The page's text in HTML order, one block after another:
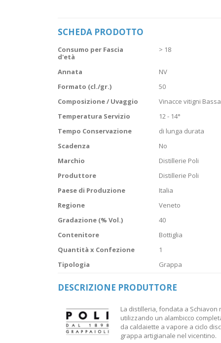
galleria
immagini
SCHEDA PRODOTTO
Scheda
prodotto
Consumo per Fascia
d'età
> 18
Annata
NV
Formato (cl./gr.)
50
Composizione / Uvaggio
Vinacce vitigni
Temperatura Servizio
12 - 14°
Tempo Conservazione
di lunga durata
Scadenza
No
Marchio
Distillerie Poli
Produttore
Distillerie Poli
Paese di Produzione
Italia
Regione
Veneto
Gradazione (% Vol.)
40
Contenitore
Bottiglia
Quantità x Confezione
1
Tipologia
Grappa
DESCRIZIONE PRODUTTORE
La distilleria, fondata a Schiavon
utilizzando un alambicco
da caldaiette a vapore a ciclo
grappa artigianale nel vicentino.